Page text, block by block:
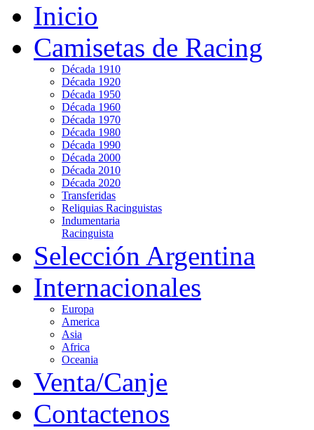
Inicio
Camisetas de Racing
Década 1910
Década 1920
Década 1950
Década 1960
Década 1970
Década 1980
Década 1990
Década 2000
Década 2010
Década 2020
Transferidas
Reliquias Racinguistas
Indumentaria
Racinguista
Selección Argentina
Internacionales
Europa
America
Asia
Africa
Oceania
Venta/Canje
Contactenos